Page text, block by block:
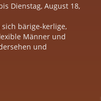
Dienstag, August 18,
bärige-kerlige,
Männer und
und